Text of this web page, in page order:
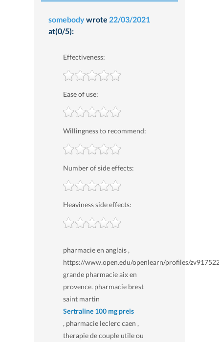
somebodywrote 22/03/2021
at(0/5):
Effectiveness:
Ease of use:
Willingness to recommend:
Number of side effects:
Heaviness side effects:
pharmacie en anglais ,
https://www.open.edu/openlearn/profiles/
grande pharmacie aix en
provence. pharmacie brest
saint martin
Sertraline 100 mg preis
, pharmacie leclerc caen ,
therapie de couple utile ou